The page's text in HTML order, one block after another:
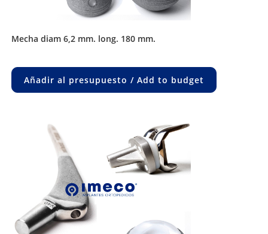
mecha diam 6,2 mm. long. 180 mm.
Añadir al presupuesto / Add to budget